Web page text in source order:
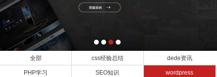
全部 css经验总结 dede资讯
PHP学习 SEO知识 wordpress